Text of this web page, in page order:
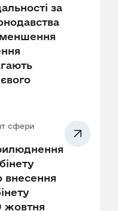
за
сфери
внесення
жовтня